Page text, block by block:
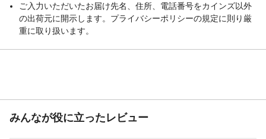
ご入力いただいたお届け先名、住所、電話番号をカインズ以外
の出荷元に開示します。プライバシーポリシーの規定に則り厳
重に取り扱います。
みんなが役に立ったレビュー